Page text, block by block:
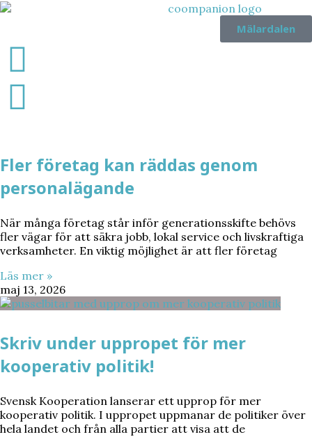
Mälardalen
Fler företag kan räddas genom
personalägande
När många företag står inför generationsskifte behövs
fler vägar för att säkra jobb, lokal service och livskraftiga
verksamheter. En viktig möjlighet är att fler företag
Läs mer »
maj 13, 2026
Skriv under uppropet för mer
kooperativ politik!
Svensk Kooperation lanserar ett upprop för mer
kooperativ politik. I uppropet uppmanar de politiker över
hela landet och från alla partier att visa att de